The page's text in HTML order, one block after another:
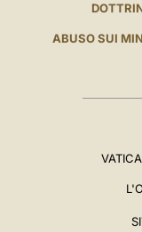
ABUSO SUI